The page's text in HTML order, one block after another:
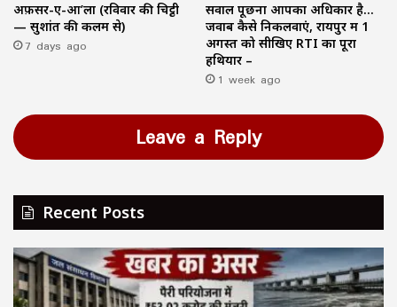
अफ़सर-ए-आ’ला (रविवार की चिट्ठी
— सुशांत की कलम से)
7 days ago
सवाल पूछना आपका अधिकार है…
जवाब कैसे निकलवाएं, रायपुर में 1
अगस्त को सीखिए RTI का पूरा
हथियार –
1 week ago
Leave a Reply
Recent Posts